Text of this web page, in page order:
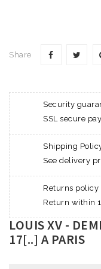
Share
Security
SSL secure
Shipping
See delivery
Returns policy
Return within
LOUIS XV -
17[..] A PARIS